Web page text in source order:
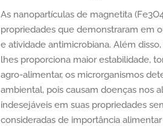
As nanopartículas de magnetita
propriedades que demonstraram em
e atividade antimicrobiana. Além
lhes proporciona maior estabilidade,
agro-alimentar, os microrganismos
ambiental, pois causam doenças nos
indesejáveis em suas propriedades
consideradas de importância